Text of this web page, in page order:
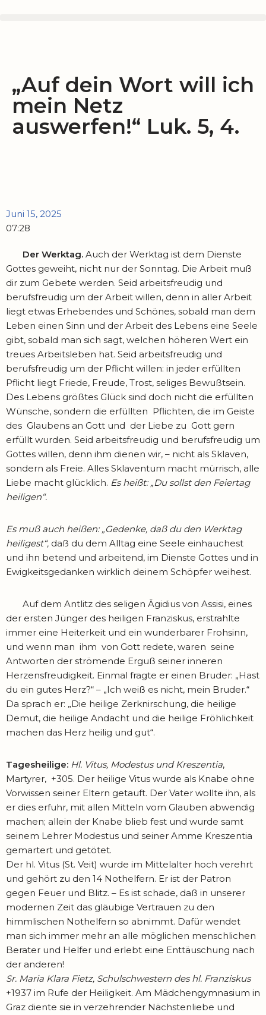
„Auf dein Wort will ich
mein Netz
auswerfen!“ Luk. 5, 4.
Juni 15, 2025
07:28
Der Werktag. Auch der Werktag ist dem Dienste
Gottes geweiht, nicht nur der Sonntag. Die Arbeit muß
dir zum Gebete werden. Seid arbeitsfreudig und
berufsfreudig um der Arbeit willen, denn in aller Arbeit
liegt etwas Erhebendes und Schönes, sobald man dem
Leben einen Sinn und der Arbeit des Lebens eine Seele
gibt, sobald man sich sagt, welchen höheren Wert ein
treues Arbeitsleben hat. Seid arbeitsfreudig und
berufsfreudig um der Pflicht willen: in jeder erfüllten
Pflicht liegt Friede, Freude, Trost, seliges Bewußtsein.
Des Lebens größtes Glück sind doch nicht die erfüllten
Wünsche, sondern die erfüllten Pflichten, die im Geiste
des Glaubens an Gott und der Liebe zu Gott gern
erfüllt wurden. Seid arbeitsfreudig und berufsfreudig um
Gottes willen, denn ihm dienen wir, – nicht als Sklaven,
sondern als Freie. Alles Sklaventum macht mürrisch, alle
Liebe macht glücklich. Es heißt: „Du sollst den Feiertag
heiligen“.
Es muß auch heißen: „Gedenke, daß du den Werktag
heiligest“, daß du dem Alltag eine Seele einhauchest
und ihn betend und arbeitend, im Dienste Gottes und in
Ewigkeits­gedanken wirklich deinem Schöpfer weihest.
Auf dem Antlitz des seligen Ägidius von Assisi, eines
der ersten Jünger des heiligen Franziskus, erstrahlte
immer eine Heiterkeit und ein wunderbarer Frohsinn,
und wenn man ihm von Gott redete, waren seine
Antworten der strömende Erguß seiner inneren
Herzens­freudigkeit. Einmal fragte er einen Bruder: „Hast
du ein gutes Herz?“ – „Ich weiß es nicht, mein Bruder.“
Da sprach er: „Die heilige Zerknirschung, die heilige
Demut, die heilige Andacht und die heilige Fröhlichkeit
machen das Herz heilig und gut“.
Tagesheilige: Hl. Vitus, Modestus und Kreszentia,
Martyrer, +305. Der heilige Vitus wurde als Knabe ohne
Vorwissen seiner Eltern getauft. Der Vater wollte ihn, als
er dies erfuhr, mit allen Mitteln vom Glauben abwendig
machen; allein der Knabe blieb fest und wurde samt
seinem Lehrer Modestus und seiner Amme Kreszentia
gemartert und getötet.
Der hl. Vitus (St. Veit) wurde im Mittelalter hoch verehrt
und gehört zu den 14 Not­hel­fern. Er ist der Patron
gegen Feuer und Blitz. – Es ist schade, daß in unserer
modernen Zeit das gläubige Vertrauen zu den
himmlischen Nothelfern so abnimmt. Dafür wendet
man sich immer mehr an alle möglichen menschlichen
Berater und Helfer und erlebt eine Enttäu­schung nach
der anderen!
Sr. Maria Klara Fietz, Schulschwestern des hl. Franziskus
+1937 im Rufe der Heiligkeit. Am Mädchengymnasium in
Graz diente sie in verzehrender Nächstenliebe und